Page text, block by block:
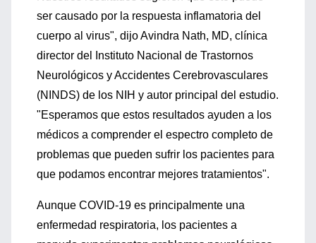
ser causado por la respuesta inflamatoria del
cuerpo al virus", dijo Avindra Nath, MD, clínica
director del Instituto Nacional de Trastornos
Neurológicos y Accidentes Cerebrovasculares
(NINDS) de los NIH y autor principal del estudio.
"Esperamos que estos resultados ayuden a los
médicos a comprender el espectro completo de
problemas que pueden sufrir los pacientes para
que podamos encontrar mejores tratamientos".
Aunque COVID-19 es principalmente una
enfermedad respiratoria, los pacientes a